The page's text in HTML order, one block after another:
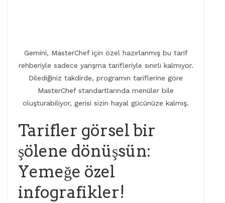
Gemini, MasterChef için özel hazırlanmış bu tarif
rehberiyle sadece yarışma tarifleriyle sınırlı kalmıyor.
Dilediğiniz takdirde, programın tariflerine göre
MasterChef standartlarında menüler bile
oluşturabiliyor, gerisi sizin hayal gücünüze kalmış.
Tarifler görsel bir
şölene dönüşsün:
Yemeğe özel
infografikler!